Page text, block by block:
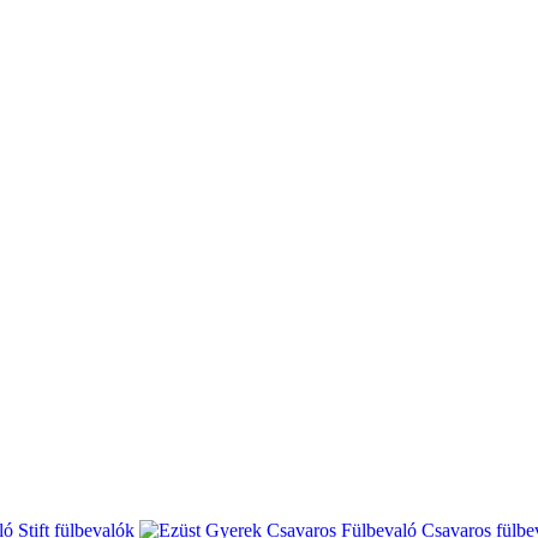
Stift fülbevalók Csavaros